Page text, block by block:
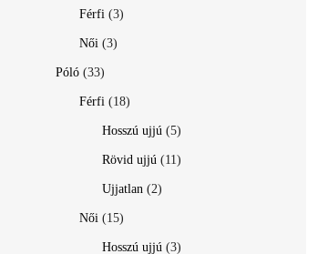
Férfi (3)
Női (3)
Póló (33)
Férfi (18)
Hosszú ujjú (5)
Rövid ujjú (11)
Ujjatlan (2)
Női (15)
Hosszú ujjú (3)